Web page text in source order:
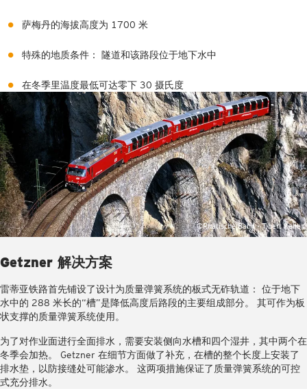
萨梅丹的海拔高度为 1700 米
特殊的地质条件： 隧道和该路段位于地下水中
在冬季里温度最低可达零下 30 摄氏度
Getzner 解决方案
雷蒂亚铁路首先铺设了设计为质量弹簧系统的板式无砟轨道： 位于地下
水中的 288 米长的“槽”是降低高度后路段的主要组成部分。 其可作为板
状支撑的质量弹簧系统使用。
为了对作业面进行全面排水，需要安装侧向水槽和四个湿井，其中两个在
冬季会加热。 Getzner 在细节方面做了补充，在槽的整个长度上安装了
排水垫，以防接缝处可能渗水。 这两项措施保证了质量弹簧系统的可控
式充分排水。
©Rhätische Bahn - Tibert Keller